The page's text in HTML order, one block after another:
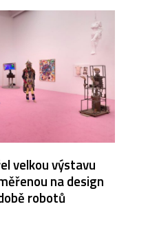
velkou výstavu
na design
robotů